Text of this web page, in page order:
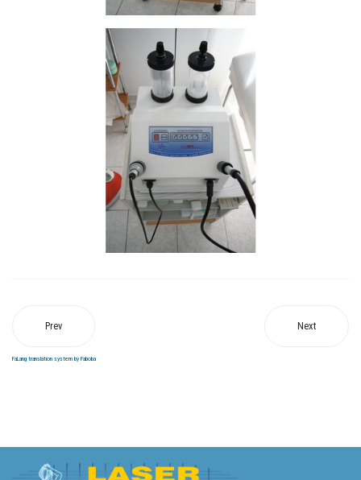
Prev Next
FaLang translation system by Faboba